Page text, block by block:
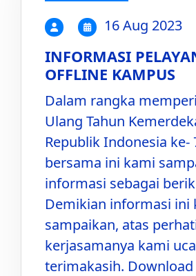
16 Aug 2023
INFORMASI
OFFLINE KAMPUS
Dalam rangka
Ulang Tahun
Republik Indonesia ke-
bersama ini kami
informasi sebagai
Demikian informasi ini
sampaikan, atas
kerjasamanya kami
terimakasih.